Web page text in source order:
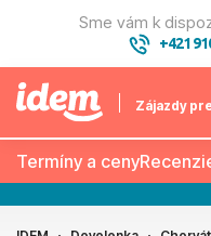
Sme vám k
+421
Zájazdy
Termíny a ceny